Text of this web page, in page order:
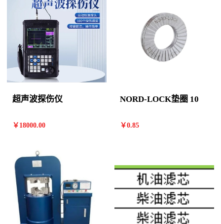
超声波探伤仪
￥ 18000.00
NORD-LOCK垫圈 10
￥0.85